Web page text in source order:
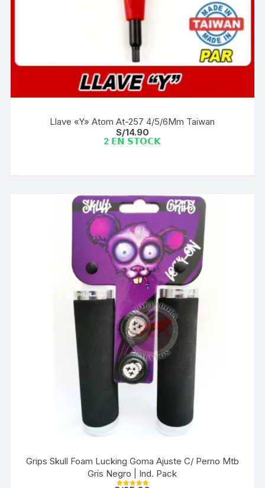
Llave «Y» Atom At-257 4/5/6Mm Taiwan
S/14.90
2 𝗘𝗡 𝗦𝗧𝗢𝗖𝗞
Grips Skull Foam Lucking Goma Ajuste C/ Perno Mtb
Gris Negro | Ind. Pack